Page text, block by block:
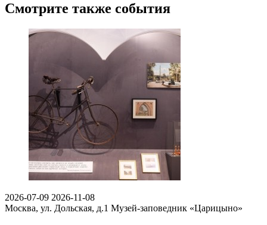
Смотрите также события
2026-07-09 2026-11-08
Москва, ул. Дольская, д.1 Музей-заповедник «Царицыно»